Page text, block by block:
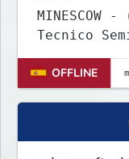
MINESCOW -
Tecnico
OFFLINE